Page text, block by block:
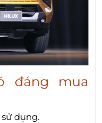
đáng mua
dụng.